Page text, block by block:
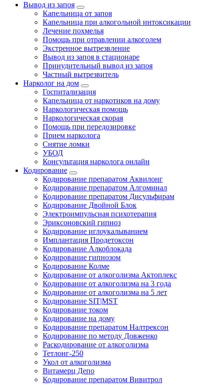
Вывод из запоя
Капельница от запоя
Капельница при алкогольной интоксикации
Лечение похмелья
Помощь при отравлении алкоголем
Экстренное вытрезвление
Вывод из запоя в стационаре
Принудительный вывод из запоя
Частный вытрезвитель
Нарколог на дом
Госпитализация
Капельница от наркотиков на дому
Наркологическая помощь
Наркологическая скорая
Помощь при передозировке
Прием нарколога
Снятие ломки
УБОД
Консультация нарколога онлайн
Кодирование
Кодирование препаратом Аквилонг
Кодирование препаратом Алгоминал
Кодирование препаратом Дисульфирам
Кодирование Двойной Блок
Электроимпульсная психотерапия
Эриксоновский гипноз
Кодирование иглоукалыванием
Имплантация Продетоксон
Кодирование Алкоблокада
Кодирование гипнозом
Кодирование Колме
Кодирование от алкоголизма Актоплекс
Кодирование от алкоголизма на 3 года
Кодирование от алкоголизма на 5 лет
Кодирование SIT|MST
Кодирование током
Кодирование на дому
Кодирование препаратом Налтрексон
Кодирование по методу Довженко
Раскодирование от алкоголизма
Тетлонг-250
Укол от алкоголизма
Витамерц Депо
Кодирование препаратом Вивитрол